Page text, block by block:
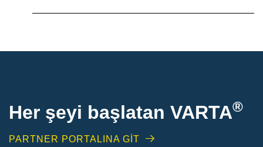
Her şeyi başlatan VARTA®
PARTNER PORTALINA GİT